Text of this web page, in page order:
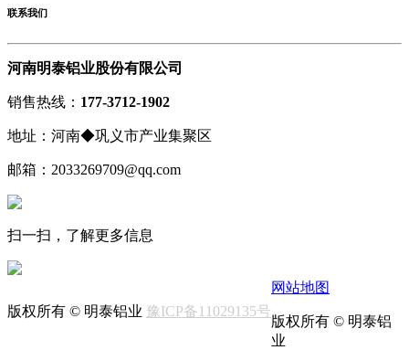
联系我们
河南明泰铝业股份有限公司
销售热线： 177-3712-1902
地址：河南◆巩义市产业集聚区
邮箱：2033269709@qq.com
扫一扫，了解更多信息
版权所有 © 明泰铝业 豫ICP备11029135号
网站地图
版权所有 © 明泰铝
业